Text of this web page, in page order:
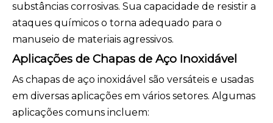
substâncias corrosivas. Sua capacidade de resistir a
ataques químicos o torna adequado para o
manuseio de materiais agressivos.
Aplicações de Chapas de Aço Inoxidável
As chapas de aço inoxidável são versáteis e usadas
em diversas aplicações em vários setores. Algumas
aplicações comuns incluem: